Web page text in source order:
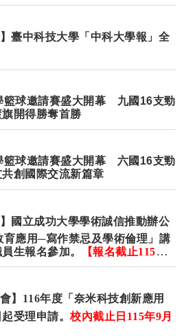
】臺中科技大學「中科大學報」全
籃球邀請賽盛大開幕 九國16支勁
開得勝奪首勝
籃球邀請賽盛大開幕 六國 16支勁
創國際交流新篇章
】國立成功大學學術誠信推動辦公
應用─寫作禁忌及學術倫理」講
生報名參加。
【報名截止115年
會】116年度「奈米科技創新應用
受理申請。 校內截止日 115年9月